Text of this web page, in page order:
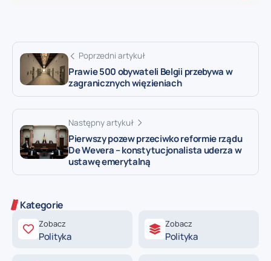
Poprzedni artykuł
Prawie 500 obywateli Belgii przebywa w
zagranicznych więzieniach
Następny artykuł
Pierwszy pozew przeciwko reformie rządu
De Wevera – konstytucjonalista uderza w
ustawę emerytalną
Kategorie
Zobacz
Polityka
Zobacz
Polityka